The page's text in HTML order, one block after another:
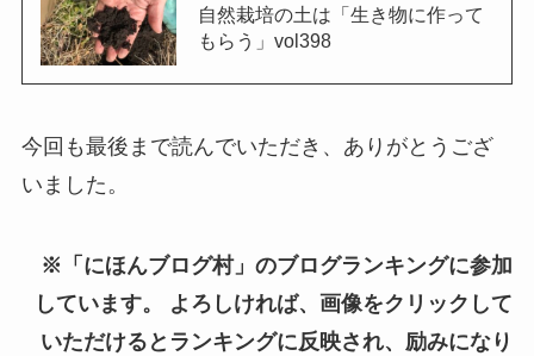
自然栽培の土は「生き物に作って
もらう」vol398
今回も最後まで読んでいただき、ありがとうござ
いました。
※「にほんブログ村」のブログランキングに参加
しています。 よろしければ、画像をクリックして
いただけるとランキングに反映され、励みになり